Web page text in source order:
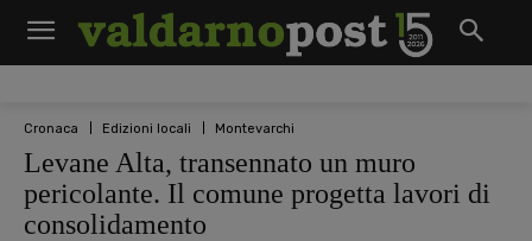
Cronaca Edizioni locali Montevarchi
Levane Alta, transennato un muro
pericolante. Il comune progetta lavori di
consolidamento